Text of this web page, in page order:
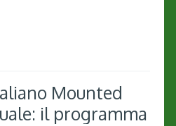
Mounted
il programma